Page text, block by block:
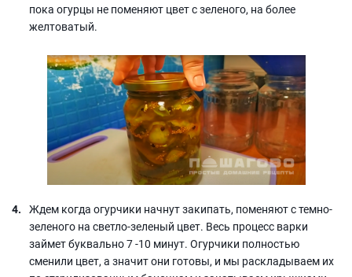
пока огурцы не поменяют цвет с зеленого, на более
желтоватый.
Ждем когда огурчики начнут закипать, поменяют с темно-
зеленого на светло-зеленый цвет. Весь процесс варки
займет буквально 7 -10 минут. Огурчики полностью
сменили цвет, а значит они готовы, и мы раскладываем их